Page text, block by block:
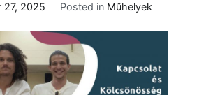
27, 2025 Posted in Műhelyek